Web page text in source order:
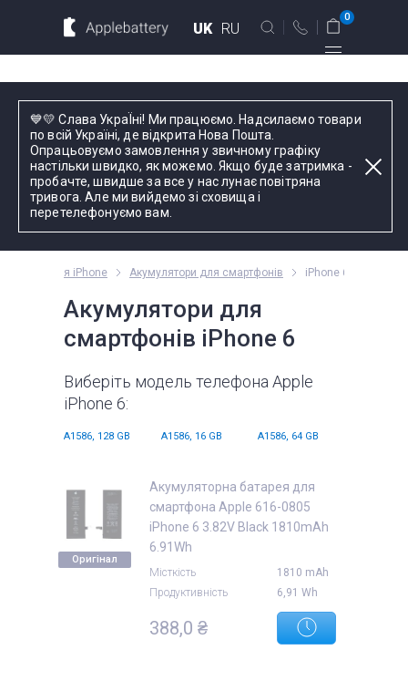
💙💛 Слава УкраЇні! Ми працюємо. Надсилаємо товари
по всій Україні, де відкрита Нова Пошта.
Опрацьовуємо замовлення у звичному графіку
настільки швидко, як можемо. Якщо буде затримка -
пробачте, швидше за все у нас лунає повітряна
тривога. Але ми вийдемо зі сховища і
перетелефонуємо вам.
UK RU
вул. Голосіївська 17, оф. 104
+38 044 339 57 83
Зворотний дзвінок
Пн-Пт:
оформлення
телефоном
0
Для планшетов
Введіть назву пристрою, модель або серію
для iPhone Акумулятори для смартфонів iPhone 6
Акумулятори для
смартфонів iPhone 6
Виберіть модель телефона Apple
iPhone 6:
A1586, 128 GB A1586, 16 GB A1586, 64 GB
Оригінал
Акумуляторна батарея для
смартфона Apple 616-0805
iPhone 6 3.82V Black 1810mAh
6.91Wh
Місткість
1810 mAh
Продуктивність
6,91 Wh
388,0 ₴